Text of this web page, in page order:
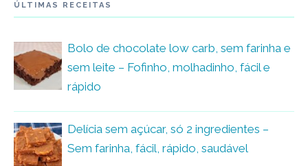
ÚLTIMAS RECEITAS
Bolo de chocolate low carb, sem farinha e
sem leite – Fofinho, molhadinho, fácil e
rápido
Delícia sem açúcar, só 2 ingredientes –
Sem farinha, fácil, rápido, saudável